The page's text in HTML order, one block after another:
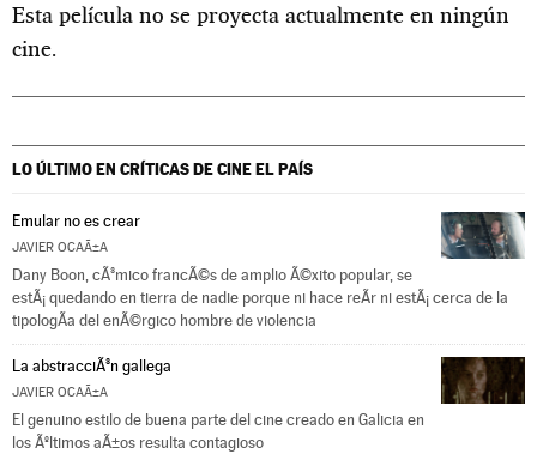
Esta película no se proyecta actualmente en ningún
cine.
LO ÚLTIMO EN CRÍTICAS DE CINEEL PAÍS
Emular no es crear
JAVIER OCAÃ±A
Dany Boon, cÃ³mico francÃ©s de amplio Ã©xito popular, se
estÃ¡ quedando en tierra de nadie porque ni hace reÃ­r ni estÃ¡ cerca de la
tipologÃ­a del enÃ©rgico hombre de violencia
La abstracciÃ³n gallega
JAVIER OCAÃ±A
El genuino estilo de buena parte del cine creado en Galicia en
los Ãºltimos aÃ±os resulta contagioso